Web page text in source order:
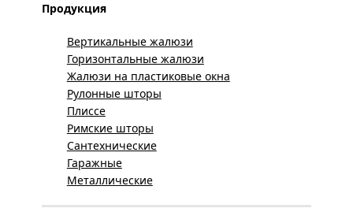
Продукция
Вертикальные жалюзи
Горизонтальные жалюзи
Жалюзи на пластиковые окна
Рулонные шторы
Плиссе
Римские шторы
Сантехнические
Гаражные
Металлические